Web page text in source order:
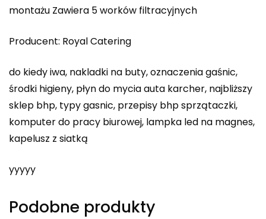
montażu Zawiera 5 worków filtracyjnych
Producent: Royal Catering
do kiedy iwa, nakladki na buty, oznaczenia gaśnic,
środki higieny, płyn do mycia auta karcher, najbliższy
sklep bhp, typy gasnic, przepisy bhp sprzątaczki,
komputer do pracy biurowej, lampka led na magnes,
kapelusz z siatką
yyyyy
Podobne produkty